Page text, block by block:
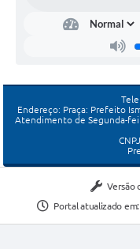
Endereço: Praça: Prefeito
Atendimento de Segunda-
Versão
Portal atualizado em: